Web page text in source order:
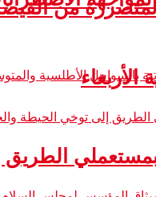
من
الأربعاء